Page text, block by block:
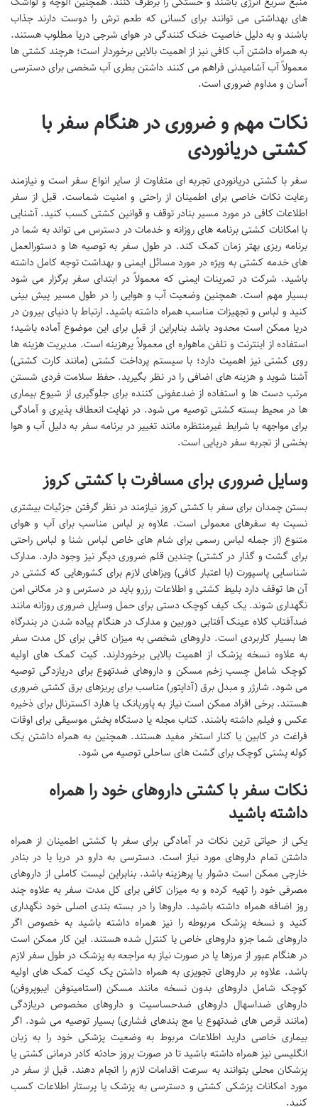
های بهداشتی می توانند برای کسانی که طعم ترش را دوست دارند جذاب
باشند و به دلیل خاصیت خنک کنندگی در هوای شرجی دریا مطلوب هستند.
به همراه داشتن آب کافی نیز از اهمیت بالایی برخوردار است؛ هرچند کشتی ها
معمولاً آب آشامیدنی فراهم می کنند داشتن بطری آب شخصی برای دسترسی
آسان و مداوم ضروری است.
نکات مهم و ضروری در هنگام سفر با
کشتی دریانوردی
سفر با کشتی دریانوردی تجربه ای متفاوت از سایر انواع سفر است و نیازمند
رعایت نکات خاصی برای اطمینان از راحتی و امنیت شماست. قبل از سفر
اطلاعات کافی در مورد مسیر بنادر توقف و قوانین کشتی کسب کنید. آشنایی
با امکانات کشتی برنامه های روزانه و خدمات در دسترس می تواند به شما در
برنامه ریزی بهتر زمان کمک کند. در طول سفر به توصیه ها و دستورالعمل
های خدمه کشتی به ویژه در مورد مسائل ایمنی و بهداشت توجه کامل داشته
باشید. شرکت در تمرینات ایمنی که معمولاً در ابتدای سفر برگزار می شود
بسیار مهم است. همچنین وضعیت آب و هوایی را در طول مسیر پیش بینی
کنید و لباس و تجهیزات مناسب همراه داشته باشید. ارتباط با دنیای بیرون در
دریا ممکن است محدود باشد بنابراین از قبل برای این موضوع آماده باشید؛
استفاده از اینترنت و تلفن ماهواره ای معمولاً پرهزینه است. مدیریت هزینه ها
روی کشتی نیز اهمیت دارد؛ با سیستم پرداخت کشتی (مانند کارت کشتی)
آشنا شوید و هزینه های اضافی را در نظر بگیرید. حفظ سلامت فردی شستن
مرتب دست ها و استفاده از ضدعفونی کننده برای جلوگیری از شیوع بیماری
ها در محیط بسته کشتی توصیه می شود. در نهایت انعطاف پذیری و آمادگی
برای مواجهه با شرایط غیرمنتظره مانند تغییر در برنامه سفر به دلیل آب و هوا
بخشی از تجربه سفر دریایی است.
وسایل ضروری برای مسافرت با کشتی کروز
بستن چمدان برای سفر با کشتی کروز نیازمند در نظر گرفتن جزئیات بیشتری
نسبت به سفرهای معمولی است. علاوه بر لباس مناسب برای آب و هوای
متنوع (از جمله لباس رسمی برای شام های خاص لباس شنا و لباس راحتی
برای گشت و گذار در کشتی) چندین قلم ضروری دیگر نیز وجود دارد. مدارک
شناسایی پاسپورت (با اعتبار کافی) ویزاهای لازم برای کشورهایی که کشتی در
آن ها توقف دارد بلیط کشتی و اطلاعات رزرو باید در دسترس و در مکانی امن
نگهداری شوند. یک کیف کوچک دستی برای حمل وسایل ضروری روزانه مانند
ضدآفتاب کلاه عینک آفتابی دوربین و مدارک در هنگام پیاده شدن در بندرگاه
ها بسیار کاربردی است. داروهای شخصی به میزان کافی برای کل مدت سفر
به علاوه نسخه پزشک از اهمیت بالایی برخوردارند. کیت کمک های اولیه
کوچک شامل چسب زخم مسکن و داروهای ضدتهوع برای دریازدگی توصیه
می شود. شارژر و مبدل برق (آداپتور) مناسب برای پریزهای برق کشتی ضروری
هستند. برخی افراد ممکن است نیاز به پاوربانک یا هارد اکسترنال برای ذخیره
عکس و فیلم داشته باشند. کتاب مجله یا دستگاه پخش موسیقی برای اوقات
فراغت در کابین یا کنار استخر مفید هستند. همچنین به همراه داشتن یک
کوله پشتی کوچک برای گشت های ساحلی توصیه می شود.
نکات سفر با کشتی داروهای خود را همراه
داشته باشید
یکی از حیاتی ترین نکات در آمادگی برای سفر با کشتی اطمینان از همراه
داشتن تمام داروهای مورد نیاز است. دسترسی به دارو در دریا یا در بنادر
خارجی ممکن است دشوار یا پرهزینه باشد. بنابراین لیست کاملی از داروهای
مصرفی خود را تهیه کرده و به میزان کافی برای کل مدت سفر به علاوه چند
روز اضافه همراه داشته باشید. داروها را در بسته بندی اصلی خود نگهداری
کنید و نسخه پزشک مربوطه را نیز همراه داشته باشید به خصوص اگر
داروهای شما جزو داروهای خاص یا کنترل شده هستند. این کار ممکن است
در هنگام عبور از مرزها یا در صورت نیاز به مراجعه به پزشک در طول سفر لازم
باشد. علاوه بر داروهای تجویزی به همراه داشتن یک کیت کمک های اولیه
کوچک شامل داروهای بدون نسخه مانند مسکن (استامینوفن ایبوپروفن)
داروهای ضداسهال داروهای ضدحساسیت و داروهای مخصوص دریازدگی
(مانند قرص های ضدتهوع یا مچ بندهای فشاری) بسیار توصیه می شود. اگر
بیماری خاصی دارید اطلاعات مربوط به وضعیت پزشکی خود را به زبان
انگلیسی نیز همراه داشته باشید تا در صورت بروز حادثه کادر درمانی کشتی یا
پزشکان محلی بتوانند به سرعت اقدامات لازم را انجام دهند. قبل از سفر در
مورد امکانات پزشکی کشتی و دسترسی به پزشک یا پرستار اطلاعات کسب
کنید.